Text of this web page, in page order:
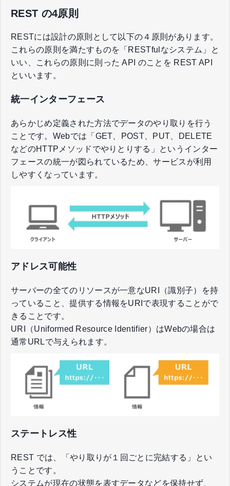
REST の4原則
RESTには設計の原則として以下の４原則があります。
これらの原則を満たすものを「RESTfulなシステム」と
いい、これらの原則に則った API のことを REST API
といいます。
統一インターフェース
あらかじめ定義された方法でデータのやり取りを行う
ことです。Webでは「GET、POST、PUT、DELETE
などのHTTPメソッドでやりとりする」というインター
フェースの統一が図られているため、サービスが利用
しやすくなっています。
アドレス可能性
サーバーの全てのリソースが一意なURI（識別子）を持
っていること、提供する情報をURIで表現することがで
きることです。
URI（Uniformed Resource Identifier）はWebの場合は
通常URLで与えられます。
ステートレス性
REST では、「やり取りが１回ごとに完結する」とい
うことです。
システムが現在の状態を表すデータなどを保持せず、